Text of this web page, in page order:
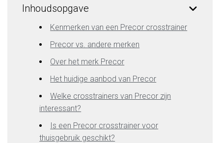
Inhoudsopgave
Kenmerken van een Precor crosstrainer
Precor vs. andere merken
Over het merk Precor
Het huidige aanbod van Precor
Welke crosstrainers van Precor zijn
interessant?
Is een Precor crosstrainer voor
thuisgebruik geschikt?